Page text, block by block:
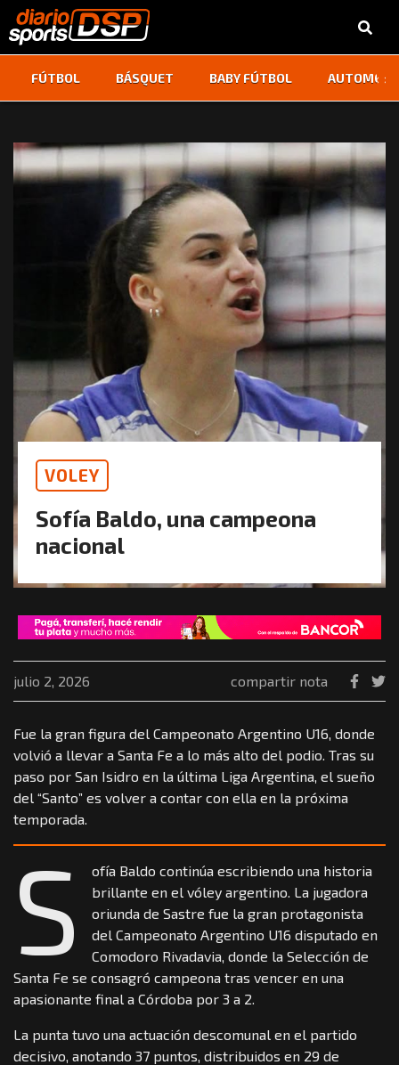
FÚTBOL BÁSQUET BABY FÚTBOL ‹ ›
VOLEY
Sofía Baldo, una campeona
nacional
julio 2, 2026 compartir nota
Fue la gran figura del Campeonato Argentino U16, donde
volvió a llevar a Santa Fe a lo más alto del podio. Tras su
paso por San Isidro en la última Liga Argentina, el sueño
del “Santo” es volver a contar con ella en la próxima
temporada.
S
ofía Baldo continúa escribiendo una historia
brillante en el vóley argentino. La jugadora
oriunda de Sastre fue la gran protagonista
del Campeonato Argentino U16 disputado en
Comodoro Rivadavia, donde la Selección de
Santa Fe se consagró campeona tras vencer en una
apasionante final a Córdoba por 3 a 2.
La punta tuvo una actuación descomunal en el partido
decisivo, anotando 37 puntos, distribuidos en 29 de